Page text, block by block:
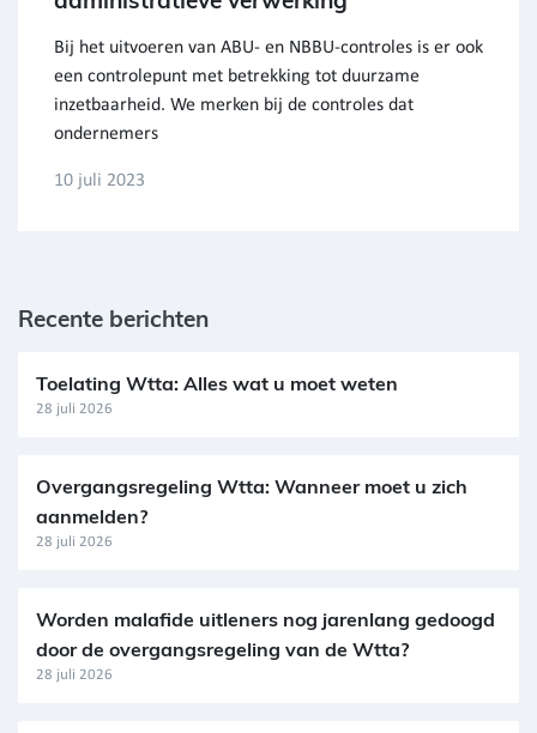
Bij het uitvoeren van ABU- en NBBU-controles is er ook
een controlepunt met betrekking tot duurzame
inzetbaarheid. We merken bij de controles dat
ondernemers
10 juli 2023
Recente berichten
Toelating Wtta: Alles wat u moet weten
28 juli 2026
Overgangsregeling Wtta: Wanneer moet u zich
aanmelden?
28 juli 2026
Worden malafide uitleners nog jarenlang gedoogd
door de overgangsregeling van de Wtta?
28 juli 2026